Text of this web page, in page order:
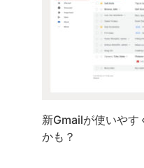
新Gmailが使いやす
かも？